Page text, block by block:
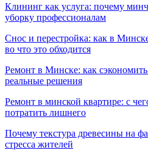
Клининг как услуга: почему
уборку профессионалам
Снос и перестройка: как в
во что это обходится
Ремонт в Минске: как
реальные решения
Ремонт в минской квартире: с
потратить лишнего
Почему текстура древесины на
стресса жителей